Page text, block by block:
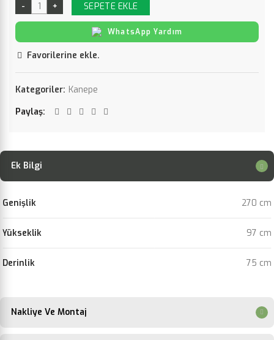
SEPETE EKLE
WhatsApp Yardım
Favorilerine ekle.
Kategoriler: Kanepe
Paylaş
Ek Bilgi
Genişlik 270 cm
Yükseklik 97 cm
Derinlik 75 cm
Nakliye Ve Montaj